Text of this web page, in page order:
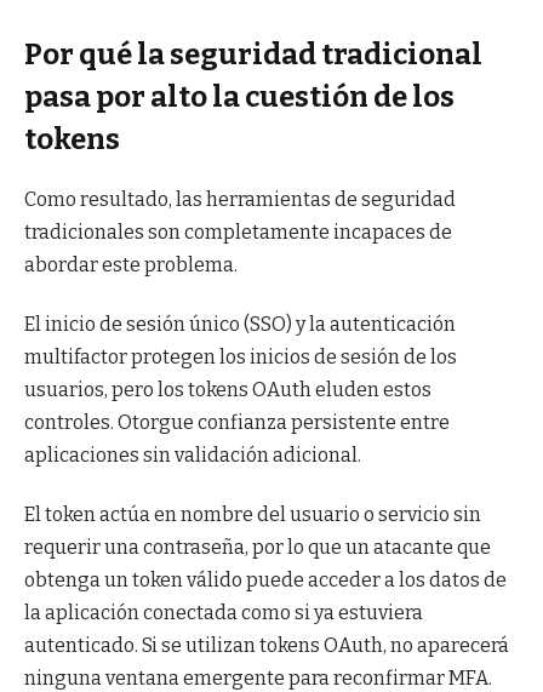
Por qué la seguridad tradicional
pasa por alto la cuestión de los
tokens
Como resultado, las herramientas de seguridad
tradicionales son completamente incapaces de
abordar este problema.
El inicio de sesión único (SSO) y la autenticación
multifactor protegen los inicios de sesión de los
usuarios, pero los tokens OAuth eluden estos
controles. Otorgue confianza persistente entre
aplicaciones sin validación adicional.
El token actúa en nombre del usuario o servicio sin
requerir una contraseña, por lo que un atacante que
obtenga un token válido puede acceder a los datos de
la aplicación conectada como si ya estuviera
autenticado. Si se utilizan tokens OAuth, no aparecerá
ninguna ventana emergente para reconfirmar MFA.